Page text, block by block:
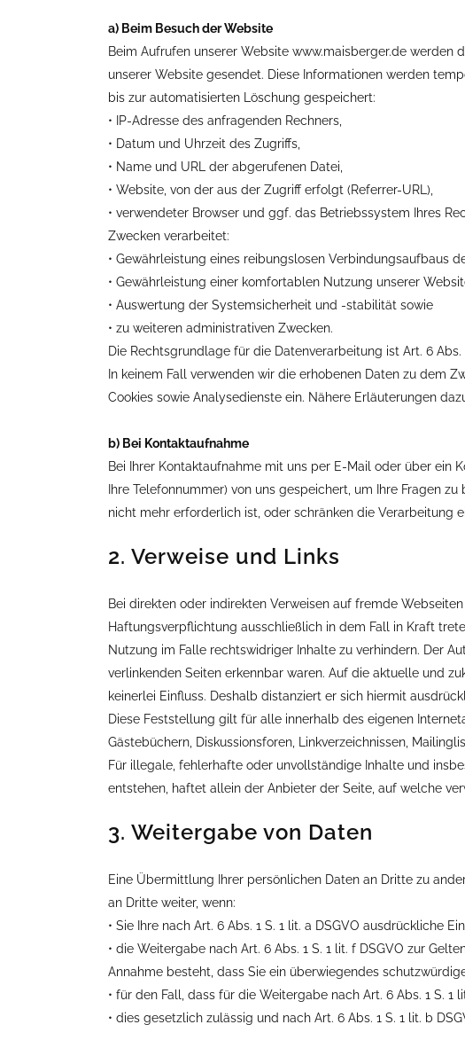
a) Beim Besuch der Website
Beim Aufrufen unserer Website www.maisberger.de
unserer Website gesendet. Diese Informationen werden
bis zur automatisierten Löschung gespeichert:
• IP-Adresse des anfragenden Rechners,
• Datum und Uhrzeit des Zugriffs,
• Name und URL der abgerufenen Datei,
• Website, von der aus der Zugriff erfolgt (Referrer-URL),
• verwendeter Browser und ggf. das Betriebssystem Ihres
Zwecken verarbeitet:
• Gewährleistung eines reibungslosen Verbindungsaufbaus
• Gewährleistung einer komfortablen Nutzung unserer
• Auswertung der Systemsicherheit und -stabilität sowie
• zu weiteren administrativen Zwecken.
Die Rechtsgrundlage für die Datenverarbeitung ist Art. 6
In keinem Fall verwenden wir die erhobenen Daten zu dem
Cookies sowie Analysedienste ein. Nähere Erläuterungen
b) Bei Kontaktaufnahme
Bei Ihrer Kontaktaufnahme mit uns per E-Mail oder über ein
Ihre Telefonnummer) von uns gespeichert, um Ihre Fragen
nicht mehr erforderlich ist, oder schränken die Verarbeitung
2. Verweise und Links
Bei direkten oder indirekten Verweisen auf fremde
Haftungsverpflichtung ausschließlich in dem Fall in Kraft
Nutzung im Falle rechtswidriger Inhalte zu verhindern. Der
verlinkenden Seiten erkennbar waren. Auf die aktuelle und
keinerlei Einfluss. Deshalb distanziert er sich hiermit
Diese Feststellung gilt für alle innerhalb des eigenen
Gästebüchern, Diskussionsforen, Linkverzeichnissen,
Für illegale, fehlerhafte oder unvollständige Inhalte und
entstehen, haftet allein der Anbieter der Seite, auf welche
3. Weitergabe von Daten
Eine Übermittlung Ihrer persönlichen Daten an Dritte zu
an Dritte weiter, wenn:
• Sie Ihre nach Art. 6 Abs. 1 S. 1 lit. a DSGVO ausdrückliche
• die Weitergabe nach Art. 6 Abs. 1 S. 1 lit. f DSGVO zur
Annahme besteht, dass Sie ein überwiegendes
• für den Fall, dass für die Weitergabe nach Art. 6 Abs. 1 S.
• dies gesetzlich zulässig und nach Art. 6 Abs. 1 S. 1 lit. b